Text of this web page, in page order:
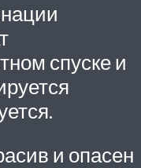
спуске и
и опасен